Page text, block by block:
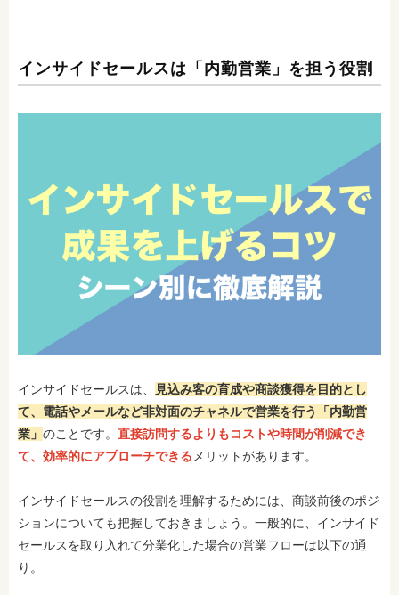
インサイドセールスは「内勤営業」を担う役割
インサイドセールスは、
見込み客の育成や商談獲得を目的とし
て、電話やメールなど非対面のチャネルで営業を行う「内勤営
業」 のことです。 直接訪問するよりもコストや時間が削減でき
て、効率的にアプローチできる メリットがあります。
インサイドセールスの役割を理解するためには、商談前後のポジ
ションについても把握しておきましょう。一般的に、インサイド
セールスを取り入れて分業化した場合の営業フローは以下の通
り。